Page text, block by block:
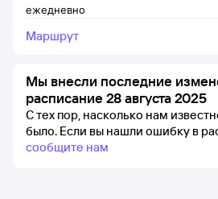
ежедневно
Маршрут
Мы внесли последние
расписание 28 августа 2025
С тех пор, насколько нам
было. Если вы нашли ошибку в
сообщите нам